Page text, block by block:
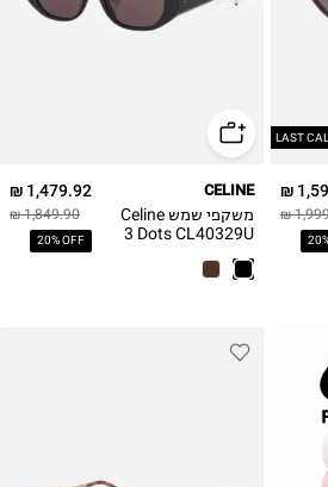
LAST
1,479.92 ₪
1,849.90 ₪
20% OFF
CELINE
משקפי שמש Celine
3 Dots CL40329U